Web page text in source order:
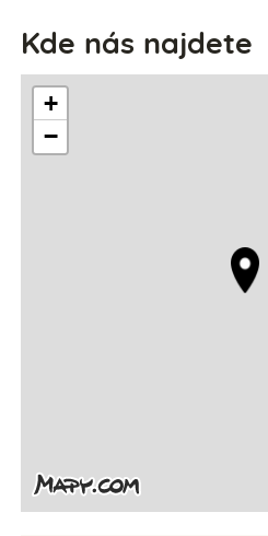
Kde nás najdete
+
−